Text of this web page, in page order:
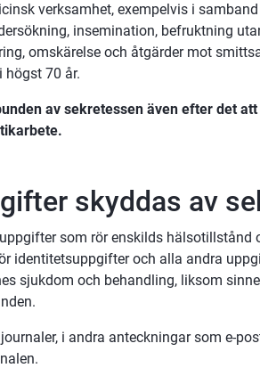
verksamhet, exempelvis i
insemination, befruktning
omskärelse och åtgärder mot
högst 70 år.
av sekretessen även efter det
skyddas av
som rör enskilds hälsotillstånd
identitetsuppgifter och alla andra
sjukdom och behandling, liksom
i andra anteckningar som e-